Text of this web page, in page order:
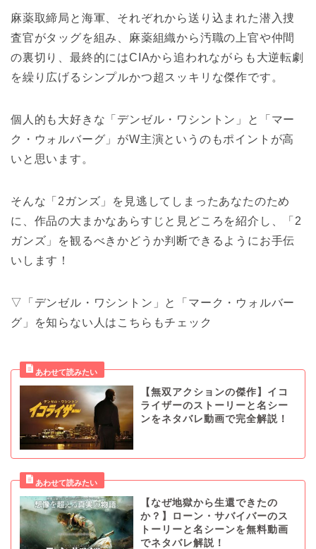
麻薬取締局と海軍、それぞれから送り込まれた潜入捜
査官がタッグを組み、麻薬組織から汚職の上官や仲間
の裏切り、最終的にはCIAから追われながらも大逆転劇
を繰り広げるシンプルかつ超スッキリな傑作です。
個人的も大好きな「デンゼル・ワシントン」と「マー
ク・ウォルバーグ」がW主演というのもポイントが高
いと思います。
そんな「2ガンズ」を見逃してしまったあなたのため
に、作品の大まかなあらすじと見どころを紹介し、「2
ガンズ」を観るべきかどうか判断できるようにお手伝
いします！
▽「デンゼル・ワシントン」と「マーク・ウォルバー
グ」を知らない人はこちらもチェック
【無双アクションの傑作】イコ
ライザーのストーリーと名シー
ンをネタバレ動画で完全解説！
【なぜ地獄から生還できたの
か？】ローン・サバイバーのス
トーリーと名シーンを無料動画
でネタバレ解説！